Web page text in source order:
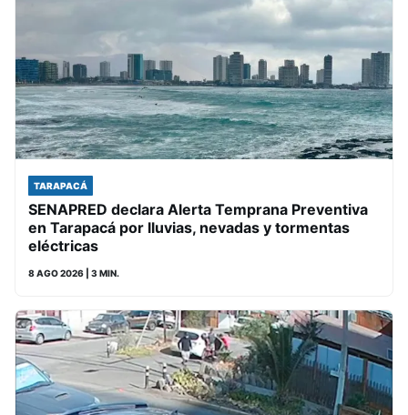
TARAPACÁ
SENAPRED declara Alerta Temprana Preventiva
en Tarapacá por lluvias, nevadas y tormentas
eléctricas
8 AGO 2026 | 3 MIN.